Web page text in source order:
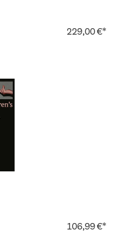
229,00 €*
106,99 €*